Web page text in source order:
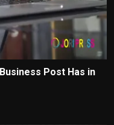
Post Has in